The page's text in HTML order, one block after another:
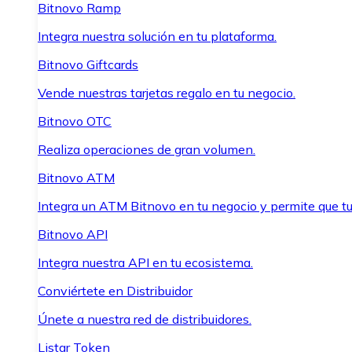
Bitnovo Ramp
Integra nuestra solución en tu plataforma.
Bitnovo Giftcards
Vende nuestras tarjetas regalo en tu negocio.
Bitnovo OTC
Realiza operaciones de gran volumen.
Bitnovo ATM
Integra un ATM Bitnovo en tu negocio y permite que
Bitnovo API
Integra nuestra API en tu ecosistema.
Conviértete en Distribuidor
Únete a nuestra red de distribuidores.
Listar Token